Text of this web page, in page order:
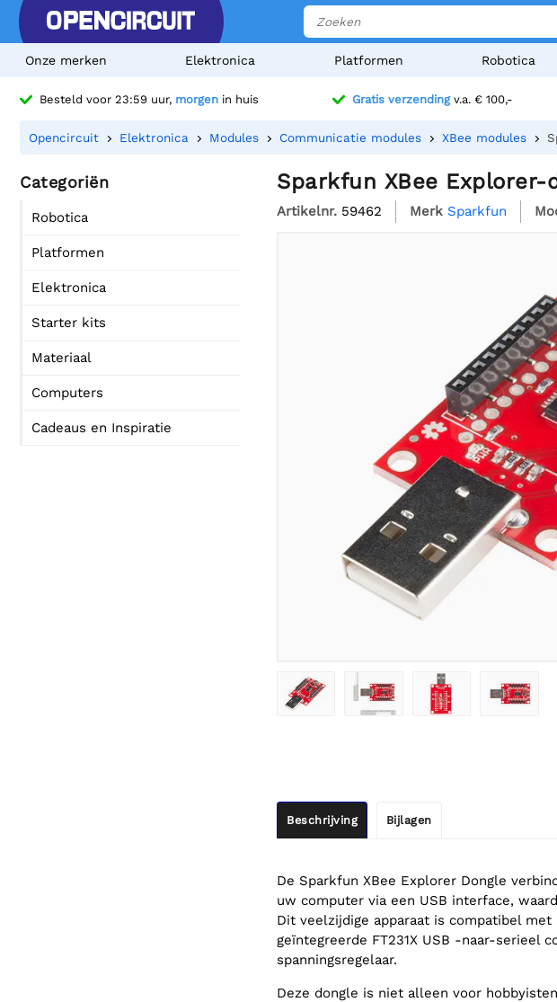
Onze merken Elektronica Platformen Robotica
Besteld voor 23:59 uur, morgen in huis Gratis verzendingv.a. € 100,-
Opencircuit Elektronica Modules Communicatie modules XBee modules
Categoriën
Robotica
Platformen
Elektronica
Starter kits
Materiaal
Computers
Cadeaus en Inspiratie
Sparkfun XBee Explorer-
Artikelnr. 59462 Merk Sparkfun
Beschrijving Bijlagen
De Sparkfun XBee Explorer Dongle
uw computer via een USB interface,
Dit veelzijdige apparaat is compatibel
geïntegreerde FT231X USB -naar-serieel
spanningsregelaar.
Deze dongle is niet alleen voor